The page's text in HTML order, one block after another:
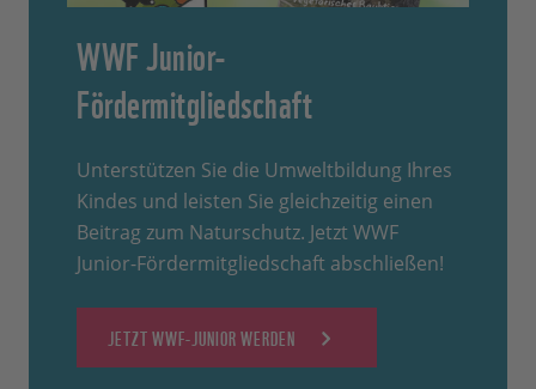
WWF Junior-
Fördermitgliedschaft
Unterstützen Sie die Umweltbildung Ihres
Kindes und leisten Sie gleichzeitig einen
Beitrag zum Naturschutz. Jetzt WWF
Junior-Fördermitgliedschaft abschließen!
JETZT WWF-JUNIOR WERDEN